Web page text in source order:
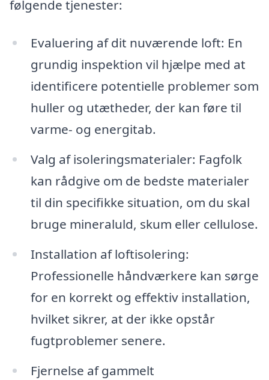
følgende tjenester:
Evaluering af dit nuværende loft: En
grundig inspektion vil hjælpe med at
identificere potentielle problemer som
huller og utætheder, der kan føre til
varme- og energitab.
Valg af isoleringsmaterialer: Fagfolk
kan rådgive om de bedste materialer
til din specifikke situation, om du skal
bruge mineraluld, skum eller cellulose.
Installation af loftisolering:
Professionelle håndværkere kan sørge
for en korrekt og effektiv installation,
hvilket sikrer, at der ikke opstår
fugtproblemer senere.
Fjernelse af gammelt